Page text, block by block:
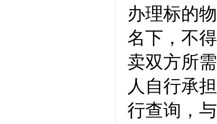
办理标的
名下，不
卖双方所
人自行承
行查询，